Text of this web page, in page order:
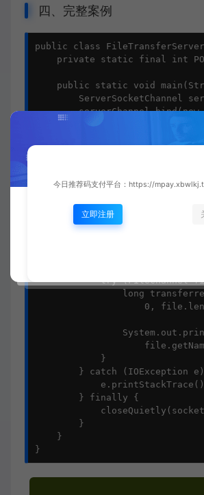
四、完整案例
public class
private static final int
public static void
ServerSocketChannel
SocketChannel
new Thread(() ->
    }
private static void
        try {
try (FileChannel
long
0,
            }
} catch (IOException
        } finally {
        }
    }
}
今日推荐码支付平台：https://
立即注册